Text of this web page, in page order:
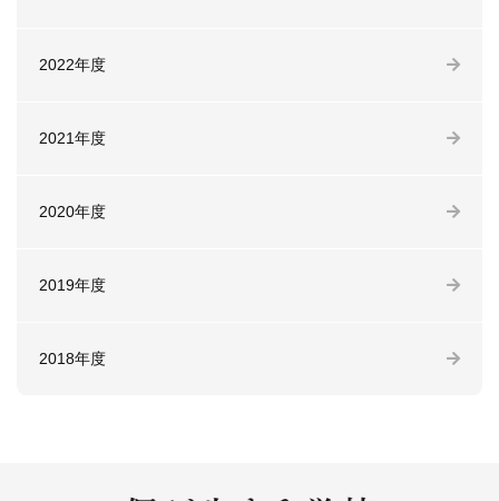
2022年度
2021年度
2020年度
2019年度
2018年度